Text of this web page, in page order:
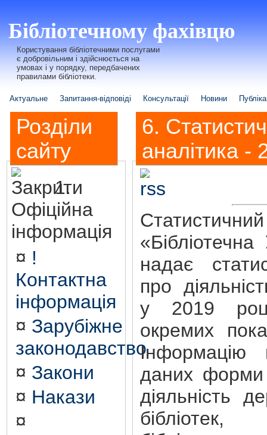
Бібліотечному фахівцю
Користування бібліотечними послугами
є добровільним і здійснюється на
умовах і у порядку, передбачених
правилами бібліотеки.
Актуальне Запитання-відповіді Консультації Новини
Розділи
сайту
1.
Офіційна
інформація
¤ !
Контактна
інформація
¤ Зарубіжне
законодавство
¤ Закони
¤ Накази
¤
6.
аналітика -
надає
про
у 2019
окремих
Інформацію
даних
діяльність
бібліотек,